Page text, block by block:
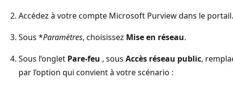
Accédez à votre compte Microsoft Purview dans le portail.
Sous *Paramètres, choisissez Mise en réseau.
Sous l’onglet Pare-feu , sous Accès réseau public,
par l’option qui convient à votre scénario :